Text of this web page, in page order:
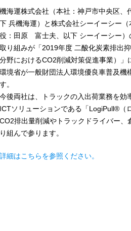
機海運株式会社（本社：神戸市中央区、
下 兵機海運）と株式会社シーイーシー
役：田原 富士夫、以下 シーイーシー）
取り組みが「2019年度 二酸化炭素排出
分野におけるCO2削減対策促進事業）」
環境省が一般財団法人環境優良車普及機
す。
今後両社は、トラックの入出荷業務を効
ICTソリューションである「LogiPull®（
CO2排出量削減やトラックドライバー、
り組んで参ります。
詳細はこちらを参照ください。